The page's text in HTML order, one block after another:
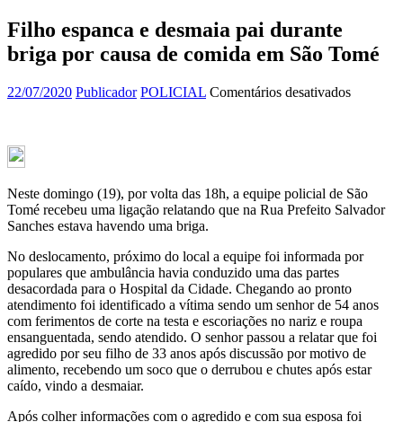
Filho espanca e desmaia pai durante
briga por causa de comida em São Tomé
22/07/2020 Publicador POLICIAL Comentários desativadosem
durante
briga
de
em
São
Tomé
Neste domingo (19), por volta das 18h, a equipe policial de São
Tomé recebeu uma ligação relatando que na Rua Prefeito Salvador
Sanches estava havendo uma briga.
No deslocamento, próximo do local a equipe foi informada por
populares que ambulância havia conduzido uma das partes
desacordada para o Hospital da Cidade. Chegando ao pronto
atendimento foi identificado a vítima sendo um senhor de 54 anos
com ferimentos de corte na testa e escoriações no nariz e roupa
ensanguentada, sendo atendido. O senhor passou a relatar que foi
agredido por seu filho de 33 anos após discussão por motivo de
alimento, recebendo um soco que o derrubou e chutes após estar
caído, vindo a desmaiar.
Após colher informações com o agredido e com sua esposa foi